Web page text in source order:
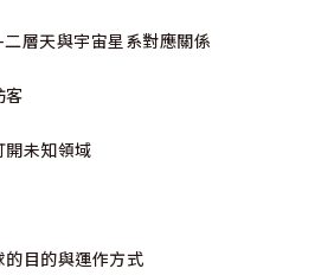
層天與宇宙星系對應關係
客
開未知領域
目的與運作方式‬‬‬‬‬‬‬‬‬‬‬‬‬‬‬‬‬‬‬‬‬‬‬‬‬‬‬‬‬‬‬‬‬‬‬‬‬‬‬‬‬‬‬‬‬‬‬‬‬‬‬‬‬‬‬‬‬‬‬‬‬